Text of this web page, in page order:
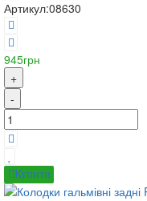
Артикул:08630
945грн
+
-
Купити